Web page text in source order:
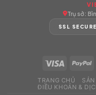
Trụ sở:
SSL SECURE
TRANG CHỦ
ĐIỀU KHOẢN &